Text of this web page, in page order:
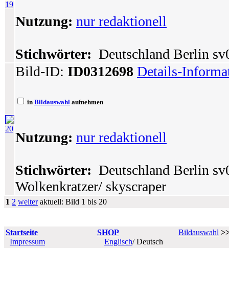
19
Nutzung: nur redaktionell
Stichwörter: Deutschland Berlin
20
Bild-ID: ID0312698 Details-
in Bildauswahl aufnehmen
Nutzung: nur redaktionell
Stichwörter: Deutschland Berlin
Wolkenkratzer/ skyscraper
1 2 weiteraktuell: Bild 1 bis 20
Startseite SHOP Bildauswahl
Impressum
Englisch/ Deutsch